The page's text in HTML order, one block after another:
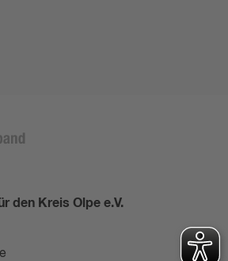
den Kreis Olpe e.V.